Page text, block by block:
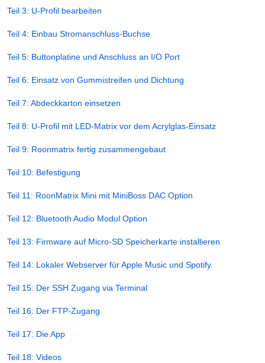
Teil 3: U-Profil bearbeiten
Teil 4: Einbau Stromanschluss-Buchse
Teil 5: Buttonplatine und Anschluss an I/O Port
Teil 6: Einsatz von Gummistreifen und Dichtung
Teil 7: Abdeckkarton einsetzen
Teil 8: U-Profil mit LED-Matrix vor dem Acrylglas-Einsatz
Teil 9: Roonmatrix fertig zusammengebaut
Teil 10: Befestigung
Teil 11: RoonMatrix Mini mit MiniBoss DAC Option
Teil 12: Bluetooth Audio Modul Option
Teil 13: Firmware auf Micro-SD Speicherkarte installieren
Teil 14: Lokaler Webserver für Apple Music und Spotify
Teil 15: Der SSH Zugang via Terminal
Teil 16: Der FTP-Zugang
Teil 17: Die App
Teil 18: Videos